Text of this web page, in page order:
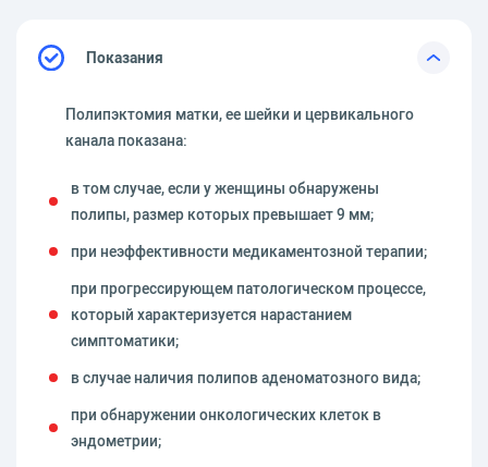
Показания
Полипэктомия матки, ее шейки и цервикального
канала показана:
в том случае, если у женщины обнаружены
полипы, размер которых превышает 9 мм;
при неэффективности медикаментозной терапии;
при прогрессирующем патологическом процессе,
который характеризуется нарастанием
симптоматики;
в случае наличия полипов аденоматозного вида;
при обнаружении онкологических клеток в
эндометрии;